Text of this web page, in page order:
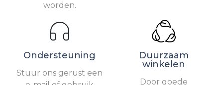
worden.
Ondersteuning
Stuur ons gerust een
Duurzaam
winkelen
Door goede